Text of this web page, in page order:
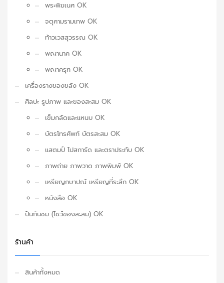
พระพิฆเนศ OK
จตุคามรามเทพ OK
ท้าวเวสสุวรรณ OK
พญานาค OK
พญาครุฑ OK
เครื่องรางของขลัง OK
ศิลปะ รูปภาพ และของสะสม OK
เข็มกลัดและแหนบ OK
บัตรโทรศัพท์ บัตรสะสม OK
แสตมป์ โปสการ์ด และตราประทับ OK
ภาพถ่าย ภาพวาด ภาพพิมพ์ OK
เหรียญกษาปณ์ เหรียญที่ระลึก OK
หนังสือ OK
ปันกันชม (โชว์ของสะสม) OK
ร้านค้า
สินค้าทั้งหมด